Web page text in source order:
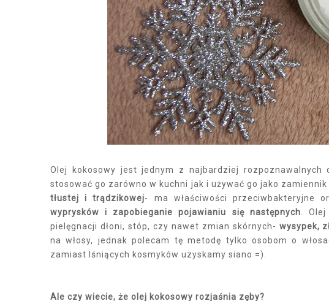
Olej kokosowy jest jednym z najbardziej rozpoznawalnych
stosować go zarówno w kuchni jak i używać go jako
tłustej i trądzikowej- ma właściwości przeciwbakteryjne
wyprysków i zapobieganie pojawianiu się następnych .
pielęgnacji dłoni, stóp, czy nawet zmian skórnych- wysypek,
na włosy, jednak polecam tę metodę tylko osobom o
zamiast lśniących kosmyków uzyskamy siano =).
Ale czy wiecie, że olej kokosowy rozjaśnia zęby?